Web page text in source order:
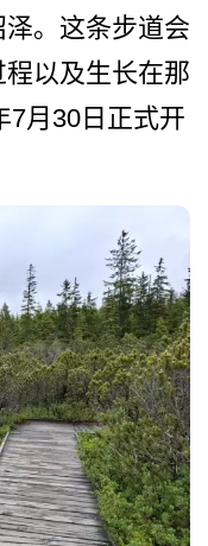
。这条步­道会
以及生长在那
7月30日正式开